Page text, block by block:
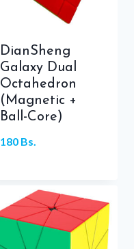
DianSheng
Galaxy Dual
Octahedron
(Magnetic +
Ball-Core)
180 Bs.